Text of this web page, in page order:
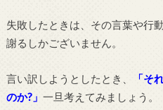
失敗したときは、その言葉や行
謝るしかございません。
言い訳しようとしたとき、
「そ
のか?」 一旦考えてみましょう。